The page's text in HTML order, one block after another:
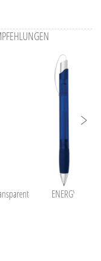
ENERGY frozen